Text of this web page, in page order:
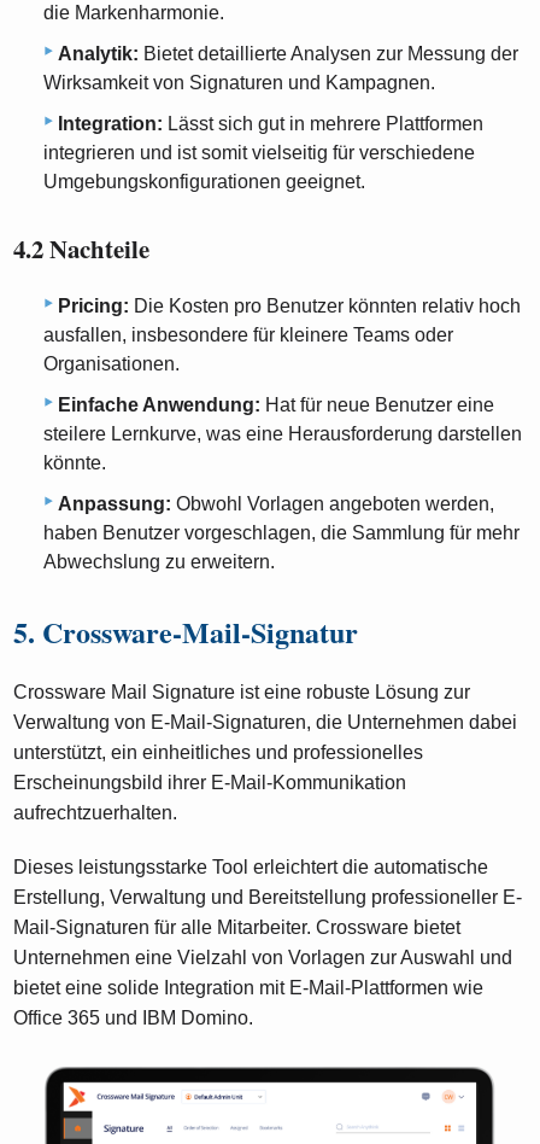
die Markenharmonie.
Analytik: Bietet detaillierte Analysen zur Messung der
Wirksamkeit von Signaturen und Kampagnen.
Integration: Lässt sich gut in mehrere Plattformen
integrieren und ist somit vielseitig für verschiedene
Umgebungskonfigurationen geeignet.
4.2 Nachteile
Pricing: Die Kosten pro Benutzer könnten relativ hoch
ausfallen, insbesondere für kleinere Teams oder
Organisationen.
Einfache Anwendung: Hat für neue Benutzer eine
steilere Lernkurve, was eine Herausforderung darstellen
könnte.
Anpassung: Obwohl Vorlagen angeboten werden,
haben Benutzer vorgeschlagen, die Sammlung für mehr
Abwechslung zu erweitern.
5. Crossware-Mail-Signatur
Crossware Mail Signature ist eine robuste Lösung zur
Verwaltung von E-Mail-Signaturen, die Unternehmen dabei
unterstützt, ein einheitliches und professionelles
Erscheinungsbild ihrer E-Mail-Kommunikation
aufrechtzuerhalten.
Dieses leistungsstarke Tool erleichtert die automatische
Erstellung, Verwaltung und Bereitstellung professioneller E-
Mail-Signaturen für alle Mitarbeiter. Crossware bietet
Unternehmen eine Vielzahl von Vorlagen zur Auswahl und
bietet eine solide Integration mit E-Mail-Plattformen wie
Office 365 und IBM Domino.